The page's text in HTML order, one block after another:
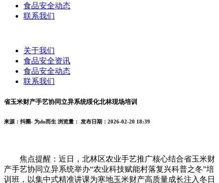
食品安全动态
联系我们
关于我们
食品安全资讯
食品安全动态
联系我们
省玉米财产手艺协同立异系统绥化北林现场培训
来源：抖圈- 为du而生 浏览量： 发布日期：2026-02-20 18:39
焦点提醒：近日，北林区农业手艺推广核心结合省玉米财
产手艺协同立异系统举办“农业科技赋能村落复兴科普之冬”培
训班，以集中式精准讲课为寒地玉米财产高质量成长注入冬日